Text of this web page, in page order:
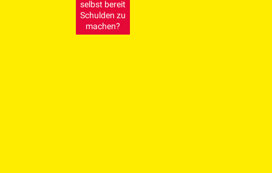
selbst bereit
Schulden zu
machen?